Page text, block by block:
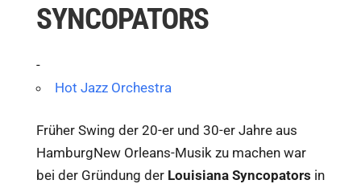
SYNCOPATORS
-
Hot Jazz Orchestra
Früher Swing der 20-er und 30-er Jahre aus
HamburgNew Orleans-Musik zu machen war
bei der Gründung der Louisiana Syncopators in